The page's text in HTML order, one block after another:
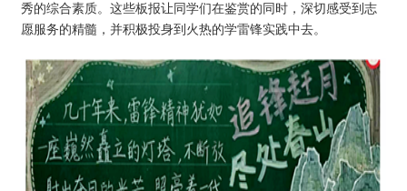
秀的综合素质。这些板报让同学们在鉴赏的同时，深切感受到志
愿服务的精髓，并积极投身到火热的学雷锋实践中去。